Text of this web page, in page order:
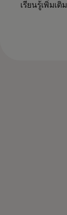
เรียนรู้เพิ่มเติม